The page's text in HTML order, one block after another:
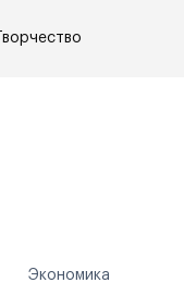
Творчество
Экономика